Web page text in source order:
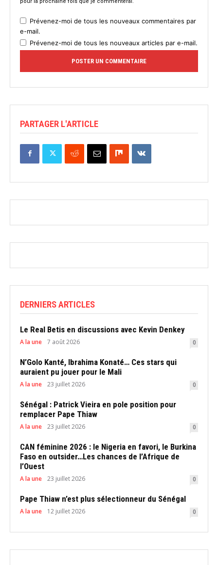
Prévenez-moi de tous les nouveaux commentaires par
e-mail.
Prévenez-moi de tous les nouveaux articles par e-mail.
PARTAGER L'ARTICLE
DERNIERS ARTICLES
Le Real Betis en discussions avec Kevin Denkey
A la une 7 août 2026 0
N’Golo Kanté, Ibrahima Konaté… Ces stars qui
auraient pu jouer pour le Mali
A la une 23 juillet 2026 0
Sénégal : Patrick Vieira en pole position pour
remplacer Pape Thiaw
A la une 23 juillet 2026 0
CAN féminine 2026 : le Nigeria en favori, le Burkina
Faso en outsider…Les chances de l’Afrique de
l’Ouest
A la une 23 juillet 2026 0
Pape Thiaw n’est plus sélectionneur du Sénégal
A la une 12 juillet 2026 0